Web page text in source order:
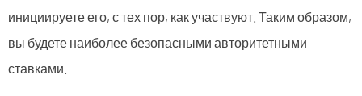
инициируете его, с тех пор, как участвуют. Таким образом,
вы будете наиболее безопасными авторитетными
ставками.